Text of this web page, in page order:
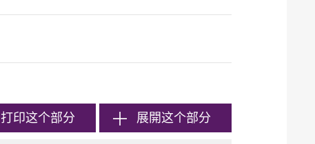
打印这个部分 展開这个部分